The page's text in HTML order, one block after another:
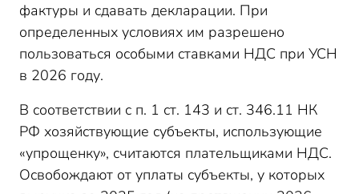
фактуры и сдавать декларации. При
определенных условиях им разрешено
пользоваться особыми ставками НДС при УСН
в 2026 году.
В соответствии с п. 1 ст. 143 и ст. 346.11 НК
РФ хозяйствующие субъекты, использующие
«упрощенку», считаются плательщиками НДС.
Освобождают от уплаты субъекты, у которых